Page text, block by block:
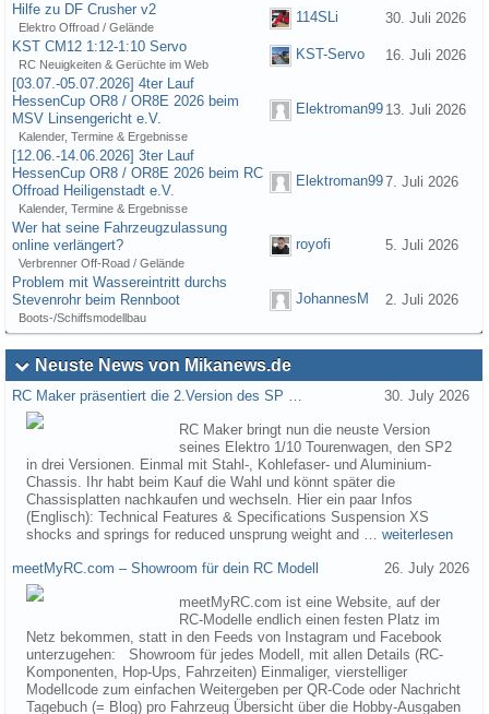
Hilfe zu DF Crusher v2
Elektro Offroad / Gelände
114SLi
30. Juli 2026
KST CM12 1:12-1:10 Servo
RC Neuigkeiten & Gerüchte im Web
KST-Servo
16. Juli 2026
[03.07.-05.07.2026] 4ter Lauf
HessenCup OR8 / OR8E 2026 beim
MSV Linsengericht e.V.
Kalender, Termine & Ergebnisse
Elektroman99 13. Juli 2026
[12.06.-14.06.2026] 3ter Lauf
HessenCup OR8 / OR8E 2026 beim RC
Offroad Heiligenstadt e.V.
Kalender, Termine & Ergebnisse
Elektroman997. Juli 2026
Wer hat seine Fahrzeugzulassung
online verlängert?
Verbrenner Off-Road / Gelände
royofi 5. Juli 2026
Problem mit Wassereintritt durchs
Stevenrohr beim Rennboot
Boots-/Schiffsmodellbau
JohannesM 2. Juli 2026
Neuste News von Mikanews.de
RC Maker präsentiert die 2.Version des SP … 30. July 2026
RC Maker bringt nun die neuste Version
seines Elektro 1/10 Tourenwagen, den SP2
in drei Versionen. Einmal mit Stahl-, Kohlefaser- und Aluminium-
Chassis. Ihr habt beim Kauf die Wahl und könnt später die
Chassisplatten nachkaufen und wechseln. Hier ein paar Infos
(Englisch): Technical Features & Specifications Suspension XS
shocks and springs for reduced unsprung weight and … weiterlesen
meetMyRC.com – Showroom für dein RC Modell 26. July 2026
meetMyRC.com ist eine Website, auf der
RC-Modelle endlich einen festen Platz im
Netz bekommen, statt in den Feeds von Instagram und Facebook
unterzugehen: Showroom für jedes Modell, mit allen Details (RC-
Komponenten, Hop-Ups, Fahrzeiten) Einmaliger, vierstelliger
Modellcode zum einfachen Weitergeben per QR-Code oder Nachricht
Tagebuch (= Blog) pro Fahrzeug Übersicht über die Hobby-Ausgaben